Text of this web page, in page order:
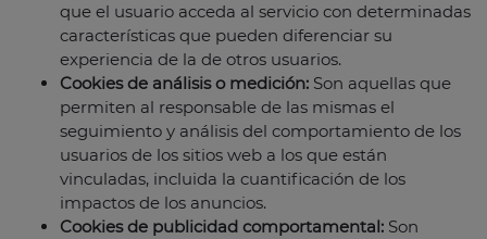
que el usuario acceda al servicio con determinadas
características que pueden diferenciar su
experiencia de la de otros usuarios.
Cookies de análisis o medición: Son aquellas que
permiten al responsable de las mismas el
seguimiento y análisis del comportamiento de los
usuarios de los sitios web a los que están
vinculadas, incluida la cuantificación de los
impactos de los anuncios.
Cookies de publicidad comportamental: Son